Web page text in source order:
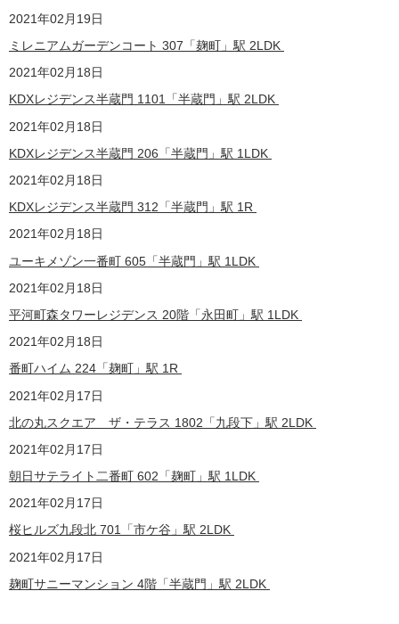
2021年02月19日
ミレニアムガーデンコート 307「麹町」駅 2LDK
2021年02月18日
KDXレジデンス半蔵門 1101「半蔵門」駅 2LDK
2021年02月18日
KDXレジデンス半蔵門 206「半蔵門」駅 1LDK
2021年02月18日
KDXレジデンス半蔵門 312「半蔵門」駅 1R
2021年02月18日
ユーキメゾン一番町 605「半蔵門」駅 1LDK
2021年02月18日
平河町森タワーレジデンス 20階「永田町」駅 1LDK
2021年02月18日
番町ハイム 224「麹町」駅 1R
2021年02月17日
北の丸スクエア ザ・テラス 1802「九段下」駅 2LDK
2021年02月17日
朝日サテライト二番町 602「麹町」駅 1LDK
2021年02月17日
桜ヒルズ九段北 701「市ケ谷」駅 2LDK
2021年02月17日
麹町サニーマンション 4階「半蔵門」駅 2LDK